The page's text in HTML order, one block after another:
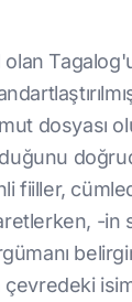
dosyası
fiiller,
-in
çevredeki